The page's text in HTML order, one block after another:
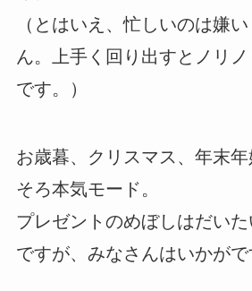
（とはいえ、忙しいのは嫌
ん。上手く回り出すとノリ
です。）
お歳暮、クリスマス、年末
そろ本気モード。
プレゼントのめぼしはだい
ですが、みなさんはいかがで